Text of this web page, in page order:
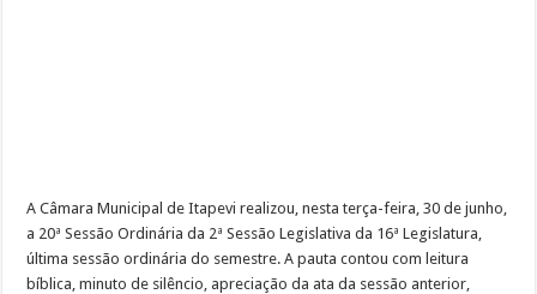
A Câmara Municipal de Itapevi realizou, nesta terça-feira, 30 de junho,
a 20ª Sessão Ordinária da 2ª Sessão Legislativa da 16ª Legislatura,
última sessão ordinária do semestre. A pauta contou com leitura
bíblica, minuto de silêncio, apreciação da ata da sessão anterior,